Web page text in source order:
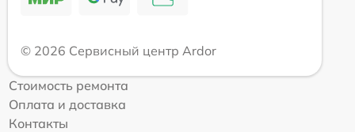
© 2026 Сервисный центр Ardor
Стоимость ремонта
Оплата и доставка
Контакты